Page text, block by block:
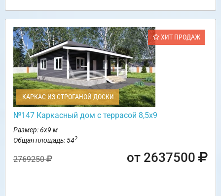
ХИТ ПРОДАЖ
КАРКАС ИЗ СТРОГАНОЙ ДОСКИ
№147 Каркасный дом с террасой 8,5х9
Размер: 6х9 м
Общая площадь: 542
2769250 от 2637500